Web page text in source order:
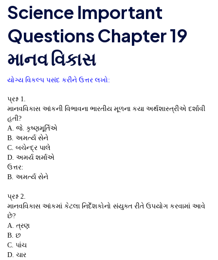
Science Important
Questions Chapter 19
માનવ વિકાસ
યોગ્ય વિકલ્પ પસંદ કરીને ઉત્તર લખો:
પ્રશ્ન 1.
માનવવિકાસ આંકની વિભાવના ભારતીય મૂળના કયા અર્થશાસ્ત્રીએ દર્શાવી
હતી?
A. જે. કૃષ્ણમૂર્તિએ
B. અમર્ત્ય સેને
C. બચેન્દ્ર પાલે
D. અમર્ય શર્માએ
ઉત્તર:
B. અમર્ત્ય સેને
પ્રશ્ન 2.
માનવવિકાસ આંકમાં કેટલા નિર્દેશકોનો સંયુક્ત રીતે ઉપયોગ કરવામાં આવે
છે?
A. ત્રણ
B. છ
C. પાંચ
D. ચાર